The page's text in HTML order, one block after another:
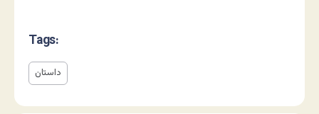
Tags:
داستان